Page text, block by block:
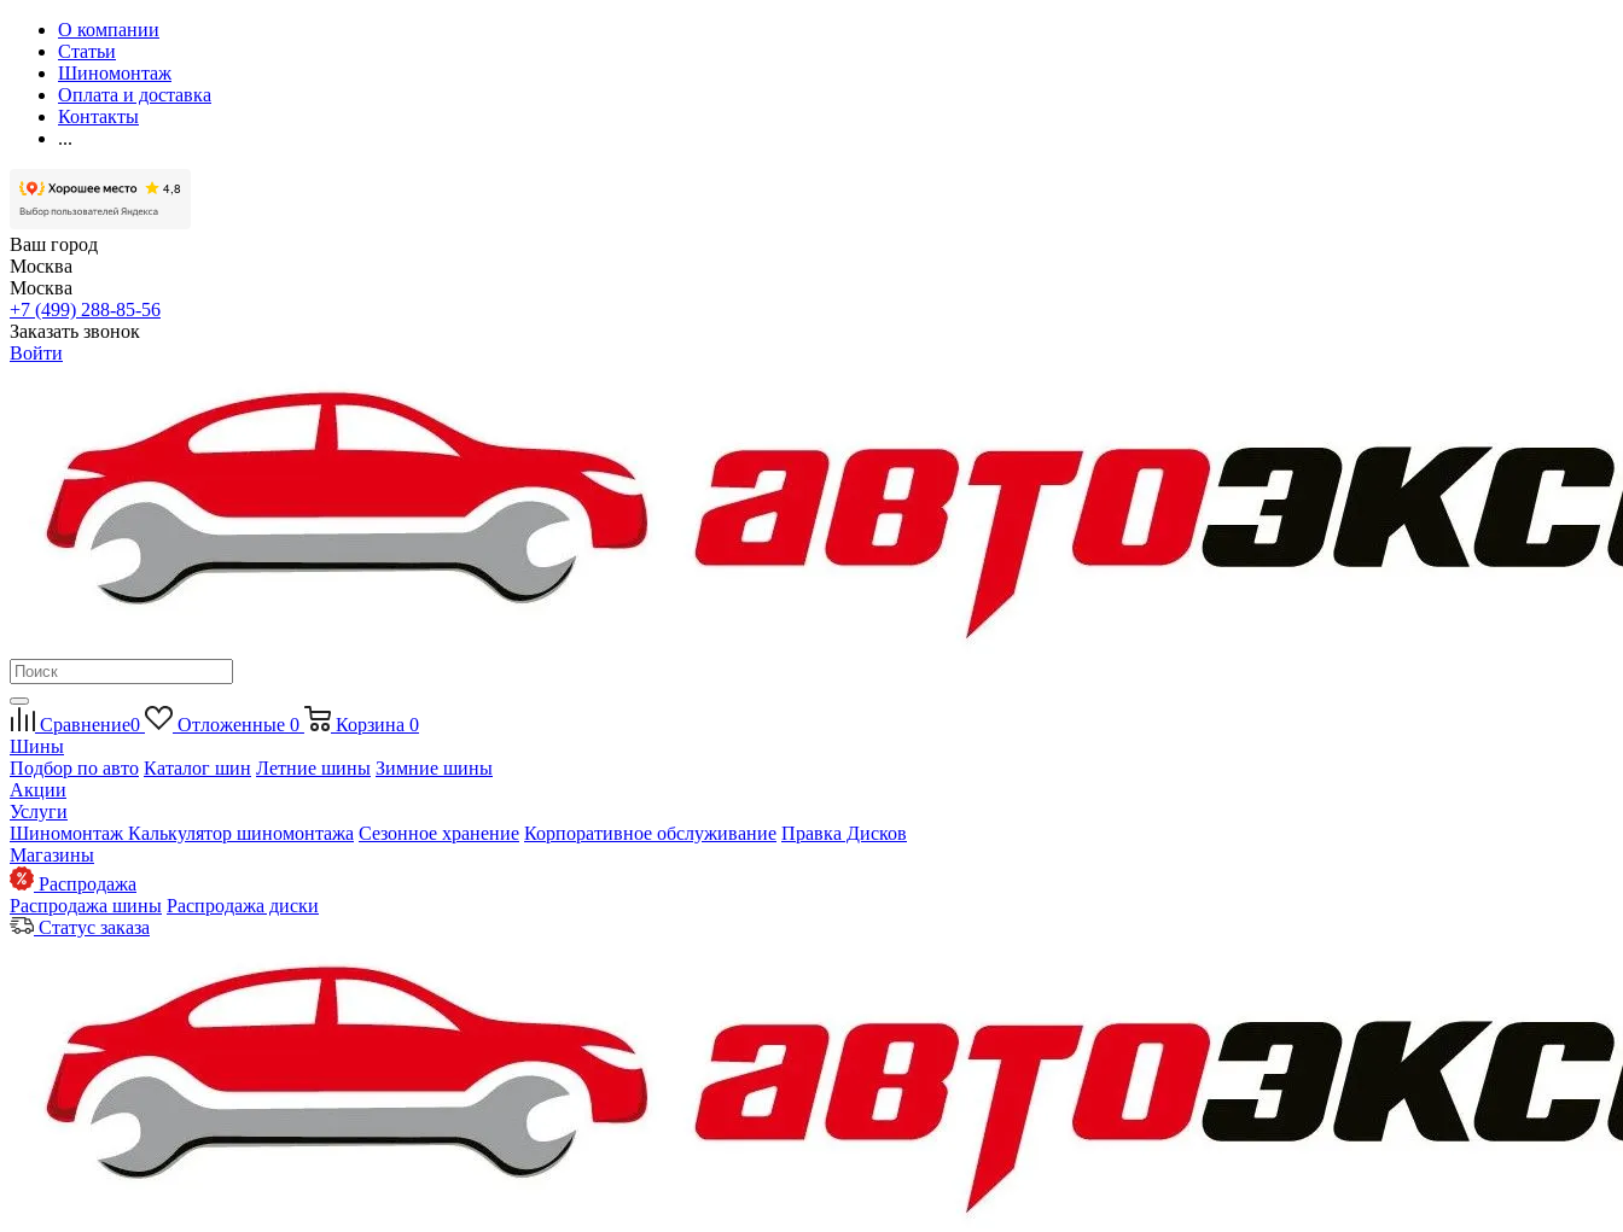
О компании
Статьи
Шиномонтаж
Оплата и доставка
Контакты
...
Ваш город
Москва
Москва
+7 (499) 288-85-56
Заказать звонок
Войти
Сравнение0 Отложенные 0 Корзина 0
Шины
Подбор по авто Каталог шин Летние шины Зимние шины
Акции
Услуги
Шиномонтаж Калькулятор шиномонтажа Сезонное хранение Корпоративное обслуживание Правка Дисков
Магазины
Распродажа
Распродажа шины Распродажа диски
Статус заказа